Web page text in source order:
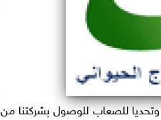
للصعاب للوصول بشركتنا من